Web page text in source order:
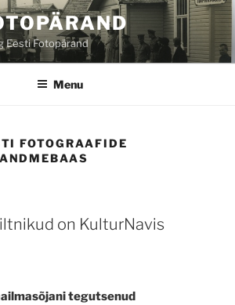
Eesti Fotopärand
Menu
FOTOGRAAFIDE
on KulturNavis
tegutsenud